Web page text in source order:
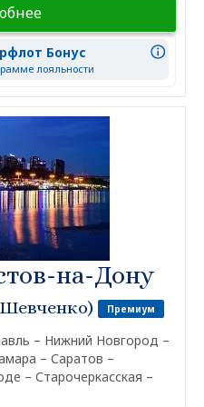
Бонус
лояльности
на-Дону
Премиум
– Нижний Новгород –
– Саратов –
– Старочеркасская –